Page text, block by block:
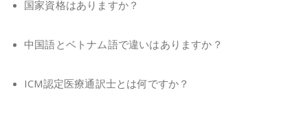
国家資格はありますか？
中国語とベトナム語で違いはありますか？
ICM認定医療通訳士とは何ですか？